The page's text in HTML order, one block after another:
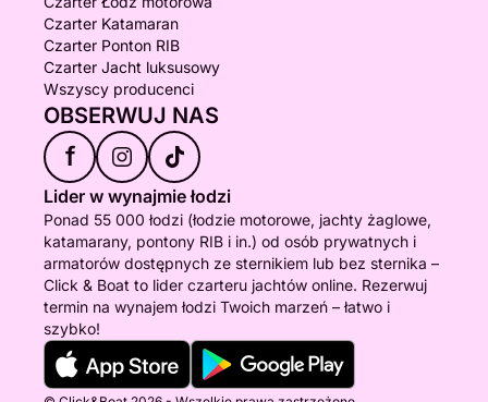
Czarter Katamaran
Czarter Ponton RIB
Czarter Jacht luksusowy
Wszyscy producenci
OBSERWUJ NAS
f
Lider w wynajmie łodzi
Ponad 55 000 łodzi (łodzie motorowe, jachty żaglowe,
katamarany, pontony RIB i in.) od osób prywatnych i
armatorów dostępnych ze sternikiem lub bez sternika –
Click & Boat to lider czarteru jachtów online. Rezerwuj
termin na wynajem łodzi Twoich marzeń – łatwo i
szybko!